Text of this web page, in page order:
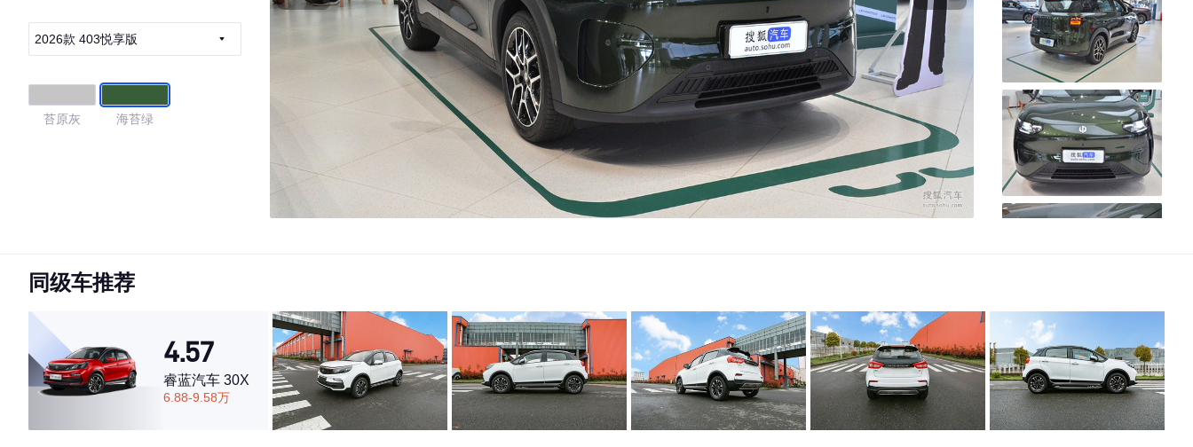
2026款 403悦享版
苔原灰 海苔绿
同级车推荐
4.57
睿蓝汽车 30X
6.88-9.58万